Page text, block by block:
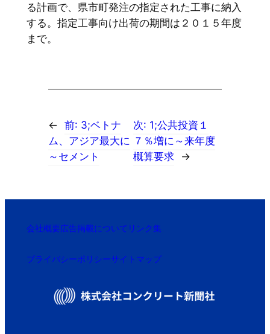
る計画で、県市町発注の指定された工事に納入
する。指定工事向け出荷の期間は２０１５年度
まで。
← 前: 3;ベトナ
ム、アジア最大に
～セメント
次: 1;公共投資１
７％増に～来年度
概算要求
→
会社概要広告掲載について リンク集
プライバシーポリシーサイトマップ